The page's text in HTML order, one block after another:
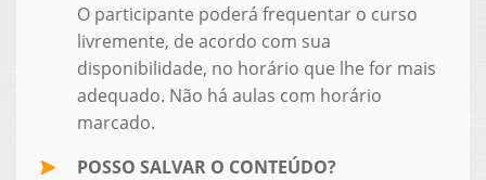
O participante poderá frequentar o curso
livremente, de acordo com sua
disponibilidade, no horário que lhe for mais
adequado. Não há aulas com horário
marcado.
POSSO SALVAR O CONTEÚDO?